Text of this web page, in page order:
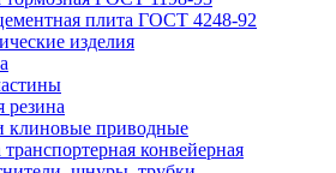
плита ГОСТ 4248-92
изделия
резина
клиновые приводные
конвейерная